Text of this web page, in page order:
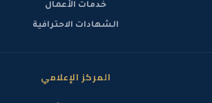
خدمات الأعمال
الشهادات الاحترافية
المركز الإعلامي